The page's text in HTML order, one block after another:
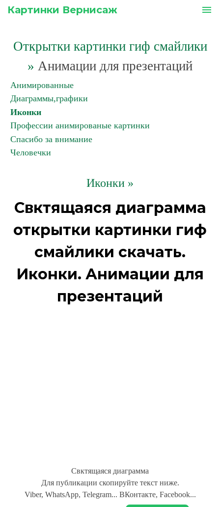
Картинки Вернисаж menu
Открытки картинки гиф смайлики
» Анимации для презентаций
Анимированные
Диаграммы,графики
Иконки
Профессии анимированые картинки
Спасибо за внимание
Человечки
Иконки »
Свктящаяся диаграмма
открытки картинки гиф
смайлики скачать.
Иконки. Анимации для
презентаций
Свктящаяся диаграмма
Для публикации скопируйте текст ниже.
Viber, WhatsApp, Telegram... ВКонтакте, Facebook...